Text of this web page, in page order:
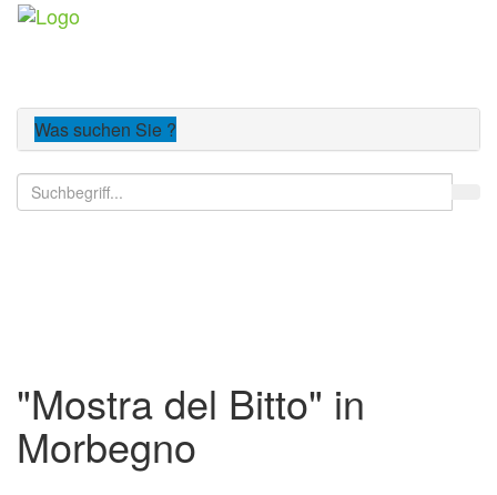
Was suchen Sie ?
"Mostra del Bitto" in
Morbegno